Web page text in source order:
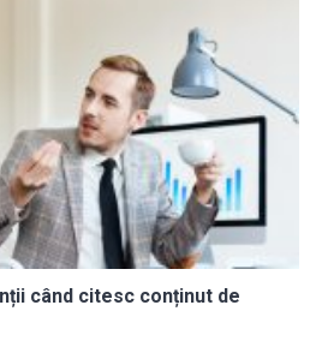
când citesc conținut de